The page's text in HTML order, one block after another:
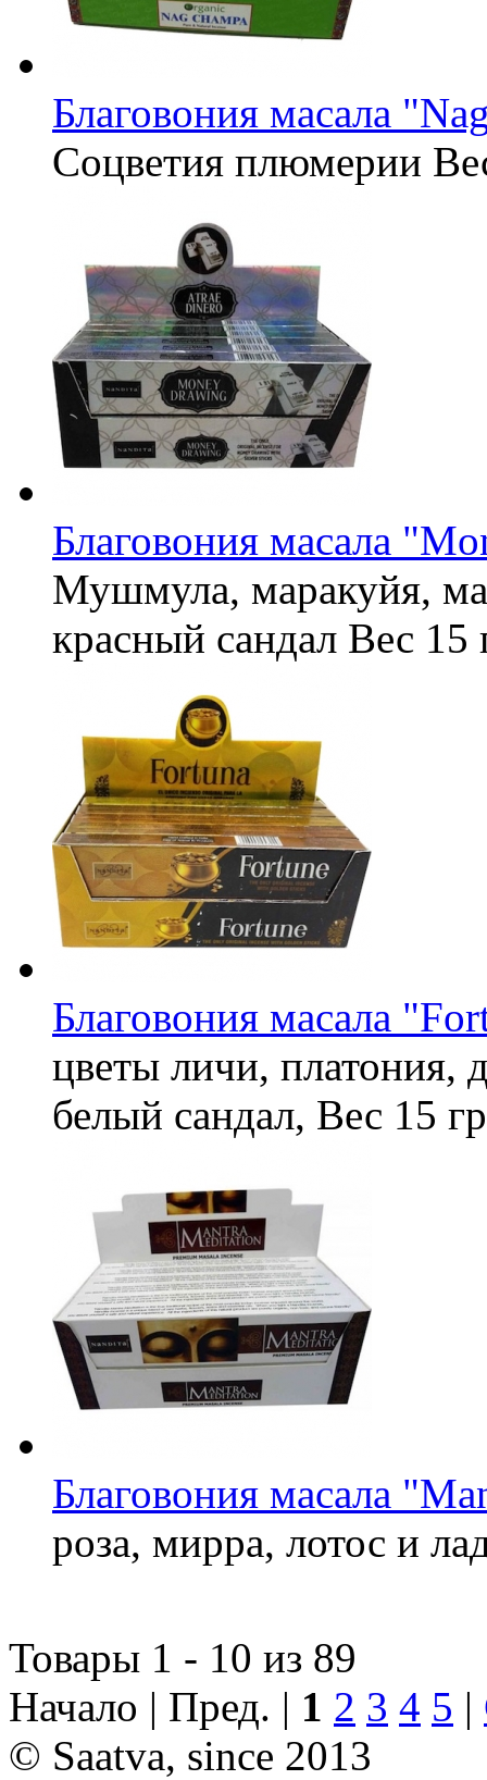
Благовония масала
Соцветия плюмерии
Благовония масала
Мушмула, маракуйя,
красный сандал Вес 15
Благовония масала
цветы личи, платония,
белый сандал, Вес 15
Благовония масала
роза, мирра, лотос и
Товары 1 - 10 из 89
Начало | Пред. | 1 2 3 4 5 |
© Saatva, since 2013